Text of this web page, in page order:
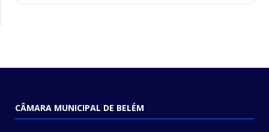
CÂMARA MUNICIPAL DE BELÉM